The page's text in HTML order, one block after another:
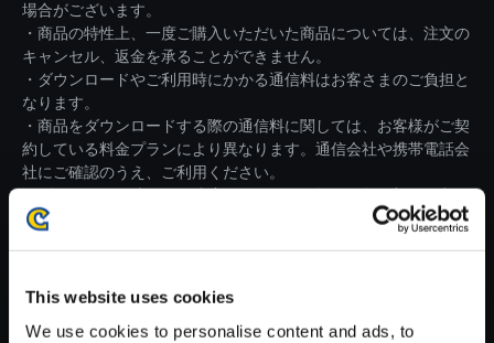
This website uses cookies
We use cookies to personalise content and ads, to
場合がございます。
・商品の特性上、一度ご購入いただいた商品については、注文の
キャンセル、返金を承ることができません。
・ダウンロードやご利用時にかかる通信料はお客さまのご負担と
なります。
・商品をダウンロードする際の通信料に関しては、お客様がご契
約している料金プランにより異なります。通信会社や携帯電話会
社にご確認のうえ、ご利用ください。
がかかる場合がございます。